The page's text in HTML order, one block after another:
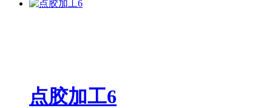
点胶加工6